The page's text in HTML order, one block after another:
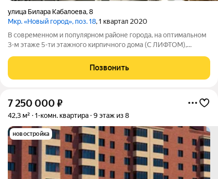
улица Билара Кабалоева,8
Мкр. «Новый город», поз. 18, 1 квартал 2020
В современном и популярном районе города, на оптимальном
3-м этаже 5-ти этажного кирпичного дома (С ЛИФТОМ),
уровня. В квартире остается дорогая кухонная мебель (без
техники), сделанная на
Позвонить
7 250 000 ₽
42,3 м² 1-комн. квартира 9 этаж из 8
новостройка